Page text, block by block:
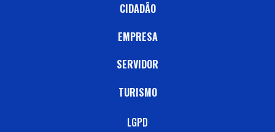
CIDADÃO
EMPRESA
SERVIDOR
TURISMO
LGPD